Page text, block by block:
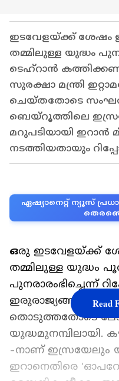
ഇടവേളയ്ക്ക് ശേഷം
തമ്മിലുള്ള യുദ്ധം
ടെഹ്റാൻ
സുരക്ഷാ മന്ത്രി
ചെയ്തതോടെ
ബെയ്റൂത്തിലെ
മറുപടിയായി
നടത്തിയതായും
ഏഷ്യാനെറ്റ് ന്യൂസ്
ഒരു ഇടവേളയ്ക്ക്
തമ്മിലുള്ള യുദ്ധം
പുനരാരംഭിച്ചെന്ന്
ഇരുരാജ്യങ്ങളും
തൊടുത്തതോടെ
യുദ്ധമുനമ്പിലായി.
-നാണ് ഇസ്രയേലും
ഇറാനെതിരെ
Read